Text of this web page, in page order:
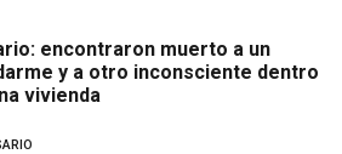
encontraron muerto a un
y a otro inconsciente dentro
vivienda